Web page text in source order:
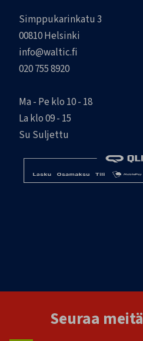
Simppukarinkatu 3
00810 Helsinki
info@waltic.fi
020 755 8920
Ma - Pe klo 10 - 18
La klo 09 - 15
Su Suljettu
Seuraa meitä